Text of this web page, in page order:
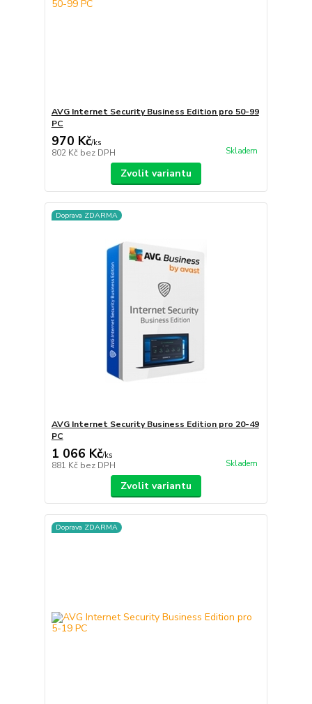
AVG Internet Security Business Edition pro 50-99
PC
970 Kč/ks
802 Kč bez DPH Skladem
Zvolit variantu
Doprava ZDARMA
AVG Internet Security Business Edition pro 20-49
PC
1 066 Kč/ks
881 Kč bez DPH Skladem
Zvolit variantu
Doprava ZDARMA